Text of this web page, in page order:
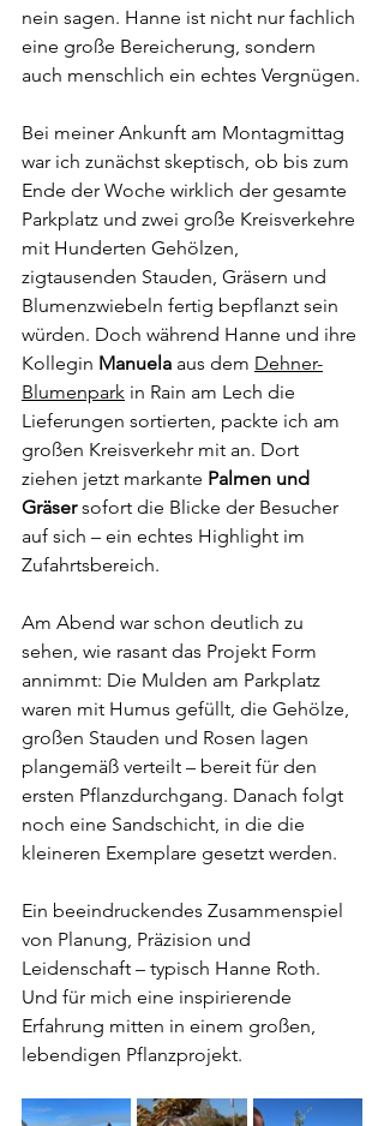
nein sagen. Hanne ist nicht nur fachlich
eine große Bereicherung, sondern
auch menschlich ein echtes Vergnügen.
Bei meiner Ankunft am Montagmittag
war ich zunächst skeptisch, ob bis zum
Ende der Woche wirklich der gesamte
Parkplatz und zwei große Kreisverkehre
mit Hunderten Gehölzen,
zigtausenden Stauden, Gräsern und
Blumenzwiebeln fertig bepflanzt sein
würden. Doch während Hanne und ihre
Kollegin Manuela aus dem Dehner-
Blumenpark in Rain am Lech die
Lieferungen sortierten, packte ich am
großen Kreisverkehr mit an. Dort
ziehen jetzt markante Palmen und
Gräser sofort die Blicke der Besucher
auf sich – ein echtes Highlight im
Zufahrtsbereich.
Am Abend war schon deutlich zu
sehen, wie rasant das Projekt Form
annimmt: Die Mulden am Parkplatz
waren mit Humus gefüllt, die Gehölze,
großen Stauden und Rosen lagen
plangemäß verteilt – bereit für den
ersten Pflanzdurchgang. Danach folgt
noch eine Sandschicht, in die die
kleineren Exemplare gesetzt werden.
Ein beeindruckendes Zusammenspiel
von Planung, Präzision und
Leidenschaft – typisch Hanne Roth.
Und für mich eine inspirierende
Erfahrung mitten in einem großen,
lebendigen Pflanzprojekt.